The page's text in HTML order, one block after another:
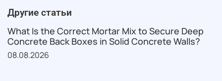
Другие статьи
What Is the Correct Mortar Mix to Secure Deep
Concrete Back Boxes in Solid Concrete Walls?
08.08.2026